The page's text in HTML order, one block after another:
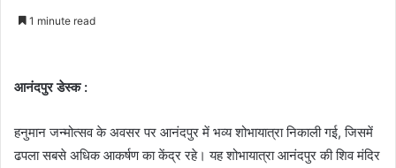
1 minute read
आनंदपुर डेस्क :
हनुमान जन्मोत्सव के अवसर पर आनंदपुर में भव्य शोभायात्रा निकाली गई, जिसमें
ढपला सबसे अधिक आकर्षण का केंद्र रहे। यह शोभायात्रा आनंदपुर की शिव मंदिर